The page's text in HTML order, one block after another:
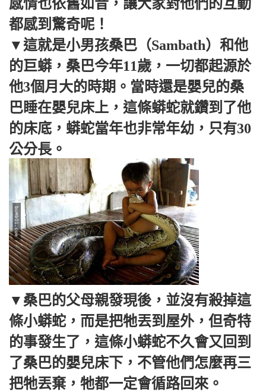
感情也依舊如昔，讓大家對他們的互動
都感到驚奇呢！
▼這就是小男孩桑巴（Sambath）和他
的巨蟒，桑巴今年11歲，一切都起源於
他3個月大的時期。當時還是嬰兒的桑
巴睡在嬰兒床上，這條蟒蛇就鑽到了他
的床底，蟒蛇當年也非常年幼，只有30
公分長。
▼桑巴的父母親發現後，並沒有殺掉這
條小蟒蛇，而是把牠丟到屋外，但奇特
的事發生了，這條小蟒蛇不久會又回到
了桑巴的嬰兒床下，不管他們怎麼再三
把牠丟棄，牠都一定會循路回來。